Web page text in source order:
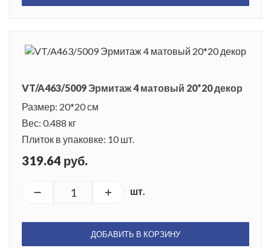
VT/A463/5009 Эрмитаж 4 матовый 20*20 декор
Размер: 20*20 см
Вес: 0.488 кг
Плиток в упаковке: 10 шт.
319.64 руб.
шт.
ДОБАВИТЬ В КОРЗИНУ